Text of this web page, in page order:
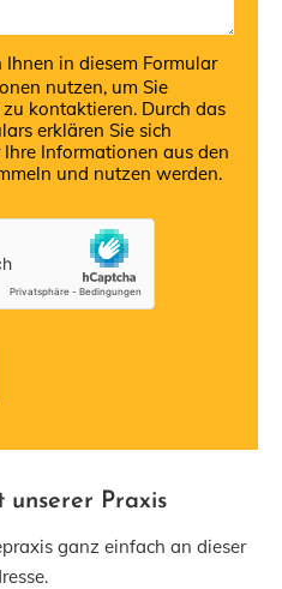
in diesem Formular
nutzen, um Sie
kontaktieren. Durch das
erklären Sie sich
Informationen aus den
und nutzen werden.
unserer Praxis
ganz einfach an dieser